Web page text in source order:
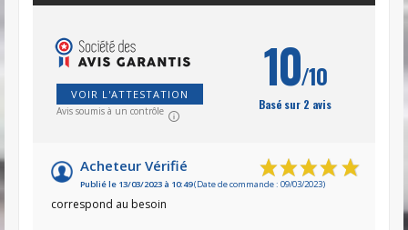
VOIR L'ATTESTATION
Avis soumis à un contrôle
10/10
Basé sur 2 avis
Acheteur Vérifié
Publié le 13/03/2023 à 10:49(Date de commande : 09/03/2023)
correspond au besoin